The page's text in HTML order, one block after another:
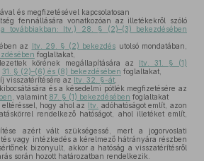
és megfizetésével kapcsolatosan
fennállására vonatkozóan az illetékekről szóló
továbbiakban: Itv.) 28. § (2)–(3) bekezdésében
az Itv. 29. § (2) bekezdés utolsó mondatában,
foglaltakat,
körének megállapítására az Itv. 31. § (1)
31. § (2)–(6) és (8) bekezdésében foglaltakat,
visszatérítésére az Itv. 32. §-át
és a késedelmi pótlék megfizetésére az
, valamint 87. § (1) bekezdésében foglaltakat
hogy ahol az Itv.
adóhatóságot említ, azon
rendelkező hatóságot, ahol illetéket említ,
azért vált szükségessé, mert a jogorvoslati
vagy intézkedés a kérelmező hátrányára részben
bizonyult, akkor a hatóság a visszatérítésről
során hozott határozatban rendelkezik.